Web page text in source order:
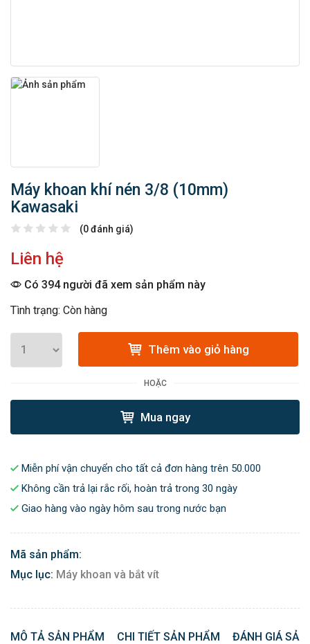
Máy khoan khí nén 3/8 (10mm)
Kawasaki
(0 đánh giá)
Liên hệ
Có 394 người đã xem sản phẩm này
Tình trạng: Còn hàng
Thêm vào giỏ hàng
HOẶC
Mua ngay
Miễn phí vận chuyển cho tất cả đơn hàng trên 50.000
Không cần trả lại rắc rối, hoàn trả trong 30 ngày
Giao hàng vào ngày hôm sau trong nước bạn
Mã sản phẩm:
Mục lục: Máy khoan và bắt vít
MÔ TẢ SẢN PHẨM CHI TIẾT SẢN PHẨM ĐÁNH GIÁ